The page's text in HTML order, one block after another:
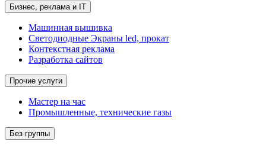
Бизнес, реклама и IT
Машинная вышивка
Светодиодные Экраны led, прокат
Контекстная реклама
Разработка сайтов
Прочие услуги
Мастер на час
Промышленные, технические газы
Без группы